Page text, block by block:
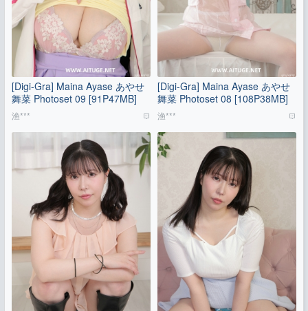
[Digi-Gra] Maina Ayase あやせ
舞菜 Photoset 09 [91P47MB]
渔***
[Digi-Gra] Maina Ayase あやせ
舞菜 Photoset 08 [108P38MB]
渔***